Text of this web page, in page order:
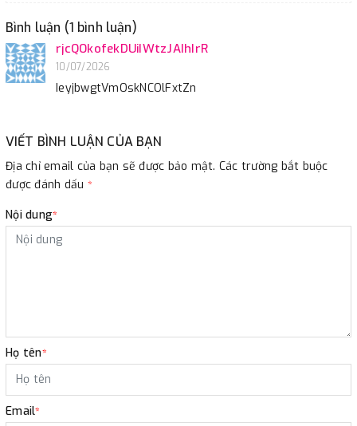
Bình luận (1 bình luận)
rjcQOkofekDUiIWtzJAIhIrR
10/07/2026
IeyjbwgtVmOskNCOlFxtZn
VIẾT BÌNH LUẬN CỦA BẠN
Địa chỉ email của bạn sẽ được bảo mật. Các trường bắt buộc
được đánh dấu *
Nội dung*
Họ tên*
Email*